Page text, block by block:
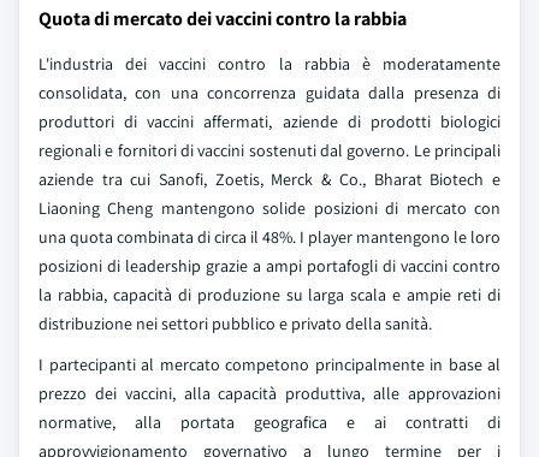
Quota di mercato dei vaccini contro la rabbia
L'industria dei vaccini contro la rabbia è moderatamente
consolidata, con una concorrenza guidata dalla presenza di
produttori di vaccini affermati, aziende di prodotti biologici
regionali e fornitori di vaccini sostenuti dal governo. Le principali
aziende tra cui Sanofi, Zoetis, Merck & Co., Bharat Biotech e
Liaoning Cheng mantengono solide posizioni di mercato con
una quota combinata di circa il 48%. I player mantengono le loro
posizioni di leadership grazie a ampi portafogli di vaccini contro
la rabbia, capacità di produzione su larga scala e ampie reti di
distribuzione nei settori pubblico e privato della sanità.
I partecipanti al mercato competono principalmente in base al
prezzo dei vaccini, alla capacità produttiva, alle approvazioni
normative, alla portata geografica e ai contratti di
approvvigionamento governativo a lungo termine per i